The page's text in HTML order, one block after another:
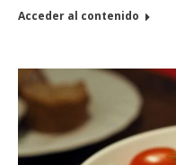
Acceder al contenido